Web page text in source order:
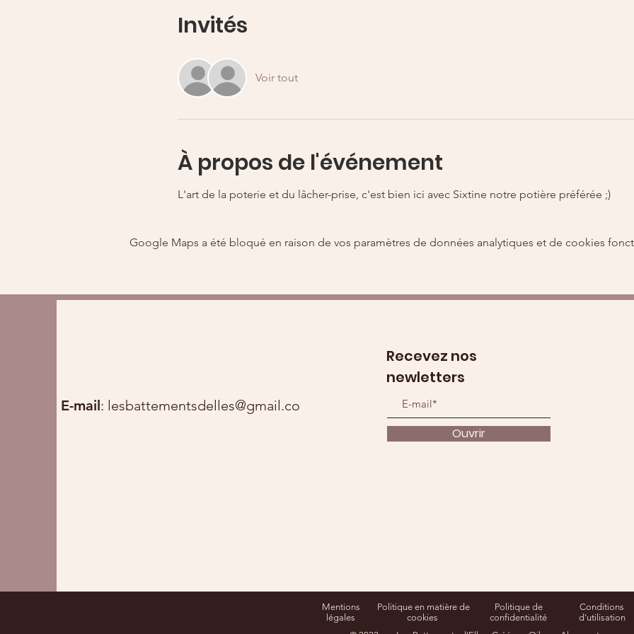
Invités
Voir tout
À propos de l'événement
L'art de la poterie et du lâcher-prise, c'est bien ici avec Sixtine notre potière préférée ;)
Google Maps a été bloqué en raison de vos paramètres de données analytiques et de cookies
E-mail: lesbattementsdelles@gmail.com
Recevez nos
newletters
Ouvrir
Mentions
légales
Politique en matière de
cookies
Politique de
confidentialité
Conditions
d'utilisation